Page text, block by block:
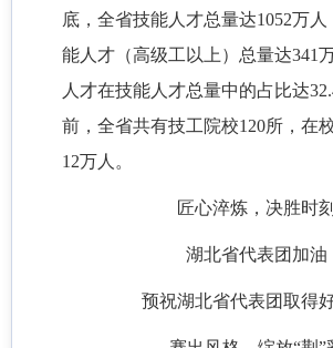
底，全省技能人才总量达1052万
能人才（高级工以上）总量达341
人才在技能人才总量中的占比达
前，全省共有技工院校120所，在
12万人。
匠心淬炼，决胜时刻
湖北省代表团加油
预祝湖北省代表团取得